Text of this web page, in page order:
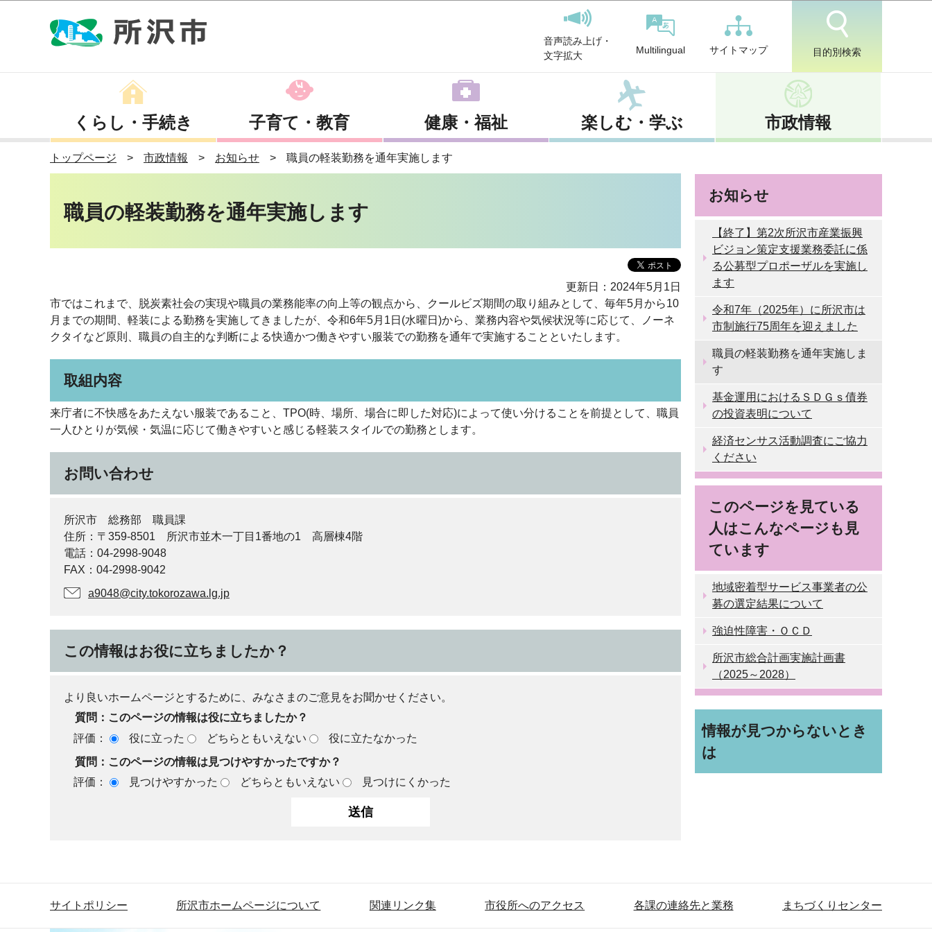
音声読み上げ・
文字拡大
Multilingual サイトマップ 目的別検索
くらし・手続き 子育て・教育 健康・福祉 楽しむ・学ぶ 市政情報
トップページ 市政情報 お知らせ 職員の軽装勤務を通年実施します
職員の軽装勤務を通年実施します
更新日：2024年5月1日
市ではこれまで、脱炭素社会の実現や職員の業務能率の向上等の観点から、クールビズ期間の取り組みとして、毎年5月から10
月までの期間、軽装による勤務を実施してきましたが、令和6年5月1日(水曜日)から、業務内容や気候状況等に応じて、ノーネ
クタイなど原則、職員の自主的な判断による快適かつ働きやすい服装での勤務を通年で実施することといたします。
取組内容
来庁者に不快感をあたえない服装であること、TPO(時、場所、場合に即した対応)によって使い分けることを前提として、職員
一人ひとりが気候・気温に応じて働きやすいと感じる軽装スタイルでの勤務とします。
お問い合わせ
所沢市 総務部 職員課
住所：〒359-8501 所沢市並木一丁目1番地の1 高層棟4階
電話：04-2998-9048
FAX：04-2998-9042
a9048@city.tokorozawa.lg.jp
この情報はお役に立ちましたか？
より良いホームページとするために、みなさまのご意見をお聞かせください。
質問：このページの情報は役に立ちましたか？
評価：
役に立った どちらともいえない
役に立たなかった
質問：このページの情報は見つけやすかったですか？
評価：
見つけやすかった どちらともいえない 見つけにくかった
お知らせ
【終了】第2次所沢市産業振興
ビジョン策定支援業務委託に係
る公募型プロポーザルを実施し
ます
令和7年（2025年）に所沢市は
市制施行75周年を迎えました
職員の軽装勤務を通年実施しま
す
基金運用におけるＳＤＧｓ債券
の投資表明について
経済センサス活動調査にご協力
ください
このページを見ている
人はこんなページも見
ています
地域密着型サービス事業者の公
募の選定結果について
強迫性障害・ＯＣＤ
所沢市総合計画実施計画書
（2025～2028）
情報が見つからないとき
は
サイトポリシー 所沢市ホームページについて 関連リンク集 市役所へのアクセス 各課の連絡先と業務 まちづくりセンター